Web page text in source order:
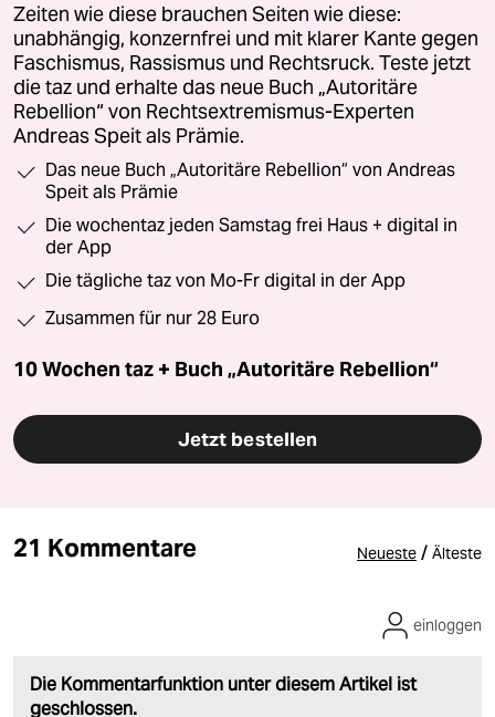
Zeiten wie diese brauchen Seiten wie diese:
unabhängig, konzernfrei und mit klarer Kante gegen
Faschismus, Rassismus und Rechtsruck. Teste jetzt
die taz und erhalte das neue Buch „Autoritäre
Rebellion“ von Rechtsextremismus-Experten
Andreas Speit als Prämie.
Das neue Buch „Autoritäre Rebellion“ von Andreas
Speit als Prämie
Die wochentaz jeden Samstag frei Haus + digital in
der App
Die tägliche taz von Mo-Fr digital in der App
Zusammen für nur 28 Euro
10 Wochen taz + Buch „Autoritäre Rebellion“
Jetzt bestellen
21 Kommentare Neueste / Älteste
Die Kommentarfunktion unter diesem Artikel ist
geschlossen.
einloggen